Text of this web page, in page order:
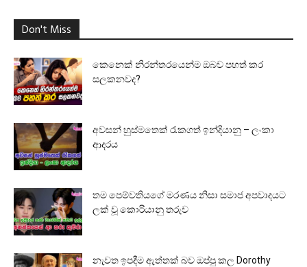
Don't Miss
කෙනෙක් නිරන්තරයෙන්ම ඔබව පහත් කර
සලකනවද?
අවසන් හුස්මතෙක් රැකගත් ඉන්දියානු – ලංකා
ආදරය
තම පෙම්වතියගේ මරණය නිසා සමාජ අපවාදයට
ලක් වූ කොරියානු තරුව
නැවත ඉපදීම ඇත්තක් බව ඔප්පු කල Dorothy